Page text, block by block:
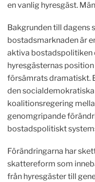
en vanlig hyresgäst.
Bakgrunden till dagens
bostadsmarknaden är
aktiva bostadspolitiken
hyresgästernas
försämrats dramatiskt.
den
koalitionsregering
genomgripande
bostadspolitiskt
Förändringarna har
skattereform som
från hyresgäster till